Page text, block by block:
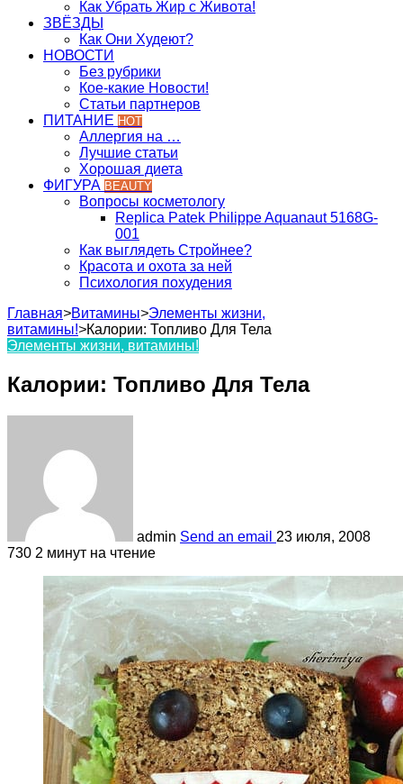
Как Убрать Жир с Живота!
ЗВЁЗДЫ
Как Они Худеют?
НОВОСТИ
Без рубрики
Кое-какие Новости!
Статьи партнеров
ПИТАНИЕ HOT
Аллергия на …
Лучшие статьи
Хорошая диета
ФИГУРА BEAUTY
Вопросы косметологу
Replica Patek Philippe Aquanaut 5168G-
001
Как выглядеть Стройнее?
Красота и охота за ней
Психология похудения
Главная>Витамины>Элементы жизни,
витамины!>Калории: Топливо Для Тела
Элементы жизни, витамины!
Калории: Топливо Для Тела
admin Send an email 23 июля, 2008
730 2 минут на чтение